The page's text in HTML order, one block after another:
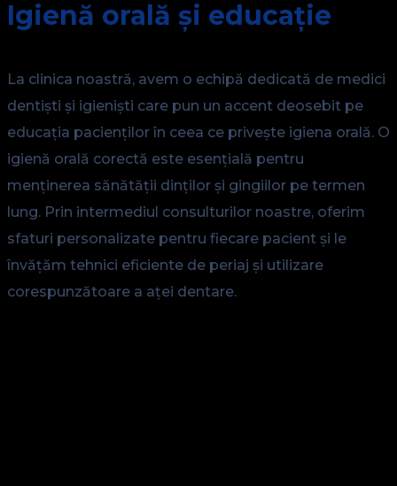
Igienă orală și educație
La clinica noastră, avem o echipă dedicată de medici
dentiști și igieniști care pun un accent deosebit pe
educația pacienților în ceea ce privește igiena orală. O
igienă orală corectă este esențială pentru
menținerea sănătății dinților și gingiilor pe termen
lung. Prin intermediul consulturilor noastre, oferim
sfaturi personalizate pentru fiecare pacient și le
învățăm tehnici eficiente de periaj și utilizare
corespunzătoare a aței dentare.